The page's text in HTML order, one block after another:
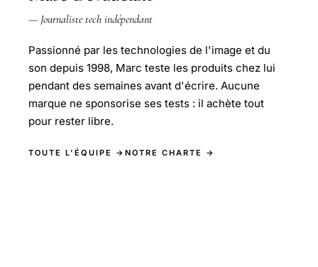
— Journaliste tech indépendant
Passionné par les technologies de l'image et du
son depuis 1998, Marc teste les produits chez lui
pendant des semaines avant d'écrire. Aucune
marque ne sponsorise ses tests : il achète tout
pour rester libre.
TOUTE L'ÉQUIPE → NOTRE CHARTE →